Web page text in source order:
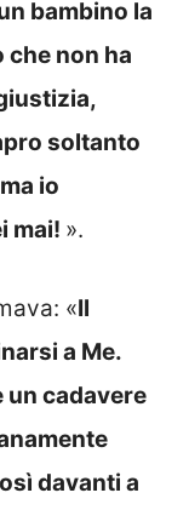
bambino la
che non ha
soltanto
io
mai! ».
«Il
a Me.
un cadavere
davanti a